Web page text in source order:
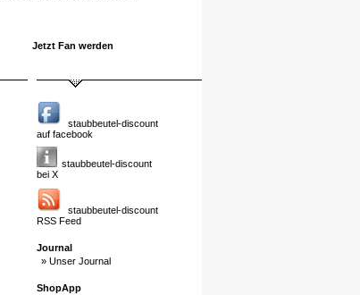
Jetzt Fan werden
staubbeutel-discount
auf facebook
staubbeutel-discount
bei X
staubbeutel-discount
RSS Feed
Journal
» Unser Journal
ShopApp